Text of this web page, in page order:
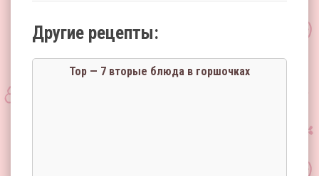
Другие рецепты:
Тор — 7 вторые блюда в горшочках